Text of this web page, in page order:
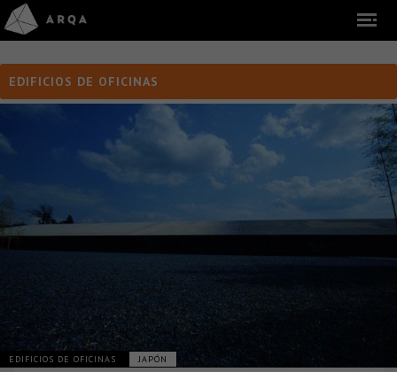
EDIFICIOS DE OFICINAS
EDIFICIOS DE OFICINAS JAPÓN